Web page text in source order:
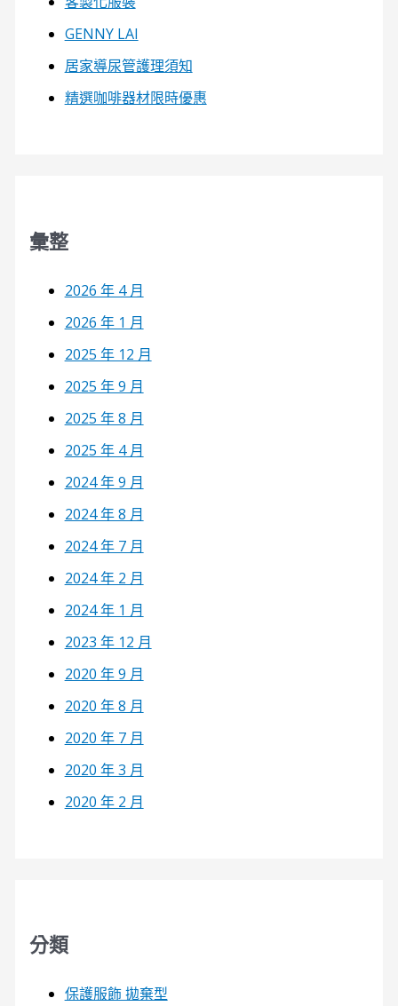
GENNY LAI
居家導尿管護理須知
精選咖啡器材限時優惠
彙整
2026 年 4 月
2026 年 1 月
2025 年 12 月
2025 年 9 月
2025 年 8 月
2025 年 4 月
2024 年 9 月
2024 年 8 月
2024 年 7 月
2024 年 2 月
2024 年 1 月
2023 年 12 月
2020 年 9 月
2020 年 8 月
2020 年 7 月
2020 年 3 月
2020 年 2 月
分類
保護服飾 拋棄型